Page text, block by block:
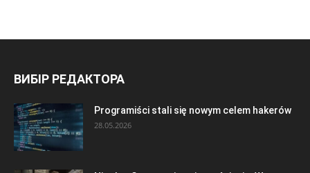
ВИБІР РЕДАКТОРА
Programiści stali się nowym celem hakerów
28.05.2026